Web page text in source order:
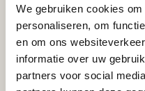
We gebruiken cookies
personaliseren, om
en om ons
informatie over uw
partners voor social
70 centimeter. Een
verborgen ruimte van
In totaal waren er drie
ruimtes.
De mannen zijn gelijk